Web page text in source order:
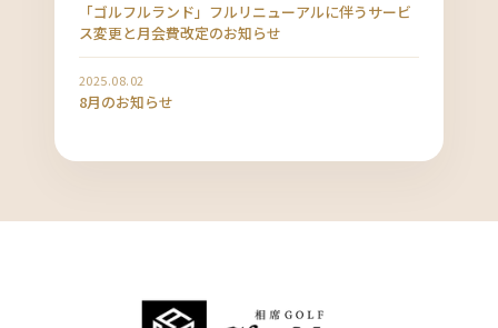
「ゴルフルランド」フルリニューアルに伴うサービ
ス変更と月会費改定のお知らせ
2025.08.02
8月のお知らせ